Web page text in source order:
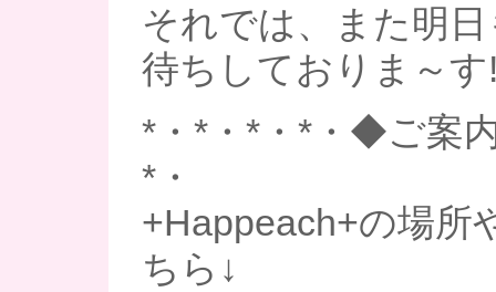
それでは、また明
待ちしておりま～す
*・*・*・*・◆ご案
*・
+Happeach+の場所
ちら↓